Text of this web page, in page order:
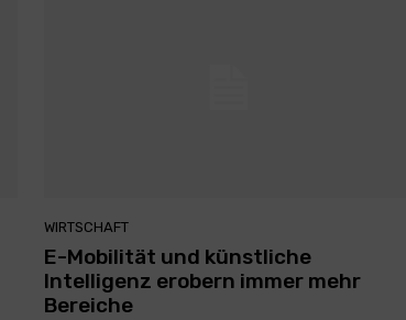
WIRTSCHAFT
E-Mobilität und künstliche
Intelligenz erobern immer mehr
Bereiche